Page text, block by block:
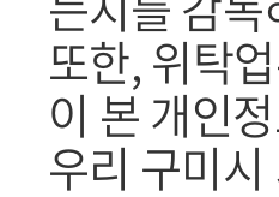
또한, 위탁
이 본 개인
우리 구미